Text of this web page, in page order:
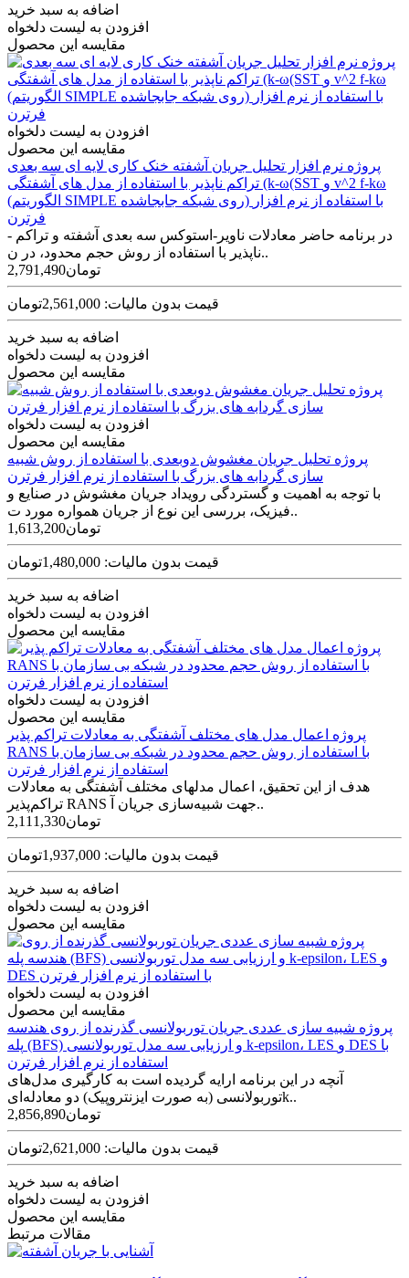
اضافه به سبد خرید
افزودن به لیست دلخواه
مقایسه این محصول
افزودن به لیست دلخواه
مقایسه این محصول
پروژه نرم افزار تحلیل جریان آشفته خنک کاری لایه ای سه بعدی
تراکم ناپذیر با استفاده از مدل های آشفتگی (k-ω(SST و v^2 f-kω
(الگوریتم SIMPLE روی شبکه جابجاشده) با استفاده از نرم افزار
فرترن
در برنامه حاضر معادلات ناویر-استوکس سه­ بعدی آشفته و تراکم ­
ناپذیر با استفاده از روش حجم محدود، در ن..
2,791,490تومان
قیمت بدون مالیات: 2,561,000تومان
اضافه به سبد خرید
افزودن به لیست دلخواه
مقایسه این محصول
افزودن به لیست دلخواه
مقایسه این محصول
پروژه تحلیل جریان مغشوش دوبعدی با استفاده از روش شبیه
سازی گردابه های بزرگ با استفاده از نرم افزار فرترن
با توجه به اهمیت و گستردگی رویداد جریان مغشوش در صنایع و
فیزیک، بررسی این نوع از جریان همواره مورد ت..
1,613,200تومان
قیمت بدون مالیات: 1,480,000تومان
اضافه به سبد خرید
افزودن به لیست دلخواه
مقایسه این محصول
افزودن به لیست دلخواه
مقایسه این محصول
پروژه اعمال مدل های مختلف آشفتگی به معادلات تراکم پذیر
RANS با استفاده از روش حجم محدود در شبکه بی سازمان با
استفاده از نرم افزار فرترن
هدف از این تحقیق، اعمال مدل­های مختلف آشفتگی به معادلات
تراکم‌­پذیر RANS جهت شبیه­‌سازی جریان آ..
2,111,330تومان
قیمت بدون مالیات: 1,937,000تومان
اضافه به سبد خرید
افزودن به لیست دلخواه
مقایسه این محصول
افزودن به لیست دلخواه
مقایسه این محصول
پروژه شبیه سازی عددی جریان توربولانسی گذرنده از روی هندسه
پله (BFS) و ارزیابی سه مدل توربولانسی k-epsilon، LES و DES با
استفاده از نرم افزار فرترن
آنچه در این برنامه ارایه گردیده است به کارگیری مدل‌های
توربولانسی (به صورت ایزنتروپیک) دو معادله‌ایk..
2,856,890تومان
قیمت بدون مالیات: 2,621,000تومان
اضافه به سبد خرید
افزودن به لیست دلخواه
مقایسه این محصول
مقالات مرتبط